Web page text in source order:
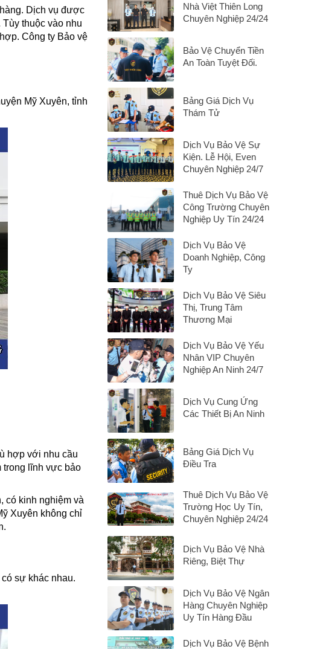
Dịch vụ được
thuộc vào nhu
Công ty Bảo vệ
Mỹ Xuyên, tỉnh
hợp với nhu cầu
trong lĩnh vực bảo
có kinh nghiệm và
Xuyên không chỉ
sự khác nhau.
Nhà Việt Thiên Long
Chuyên Nghiệp 24/24
Bảo Vệ Chuyển Tiền
An Toàn Tuyệt Đối.
Bảng Giá Dịch Vụ
Thám Tử
Dịch Vụ Bảo Vệ Sự
Kiện. Lễ Hội, Even
Chuyên Nghiệp 24/7
Thuê Dịch Vụ Bảo Vệ
Công Trường Chuyên
Nghiệp Uy Tín 24/24
Dịch Vụ Bảo Vệ
Doanh Nghiệp, Công
Ty
Dịch Vụ Bảo Vệ Siêu
Thị, Trung Tâm
Thương Mại
Dịch Vụ Bảo Vệ Yếu
Nhân VIP Chuyên
Nghiệp An Ninh 24/7
Dịch Vụ Cung Ứng
Các Thiết Bị An Ninh
Bảng Giá Dịch Vụ
Điều Tra
Thuê Dịch Vụ Bảo Vệ
Trường Học Uy Tín,
Chuyên Nghiệp 24/24
Dịch Vụ Bảo Vệ Nhà
Riêng, Biệt Thự
Dịch Vụ Bảo Vệ Ngân
Hàng Chuyên Nghiệp
Uy Tín Hàng Đầu
Dịch Vụ Bảo Vệ Bệnh